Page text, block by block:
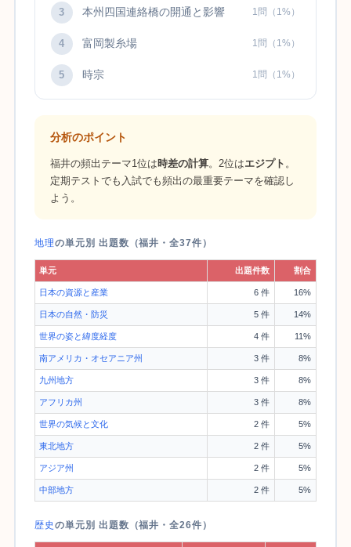
3 本州四国連絡橋の開通と影響 1問（1%）
4 富岡製糸場 1問（1%）
5 時宗 1問（1%）
分析のポイント
福井の頻出テーマ1位は時差の計算。2位はエジプト 。
定期テストでも入試でも頻出の最重要テーマを確認し
よう。
地理の単元別 出題数（福井・全37件）
単元 出題件数 割合
日本の資源と産業 6 件 16%
日本の自然・防災 5 件 14%
世界の姿と緯度経度 4 件 11%
南アメリカ・オセアニア州 3 件 8%
九州地方 3 件 8%
アフリカ州 3 件 8%
世界の気候と文化 2 件 5%
東北地方 2 件 5%
アジア州 2 件 5%
中部地方 2 件 5%
歴史 の単元別 出題数（福井・全26件）